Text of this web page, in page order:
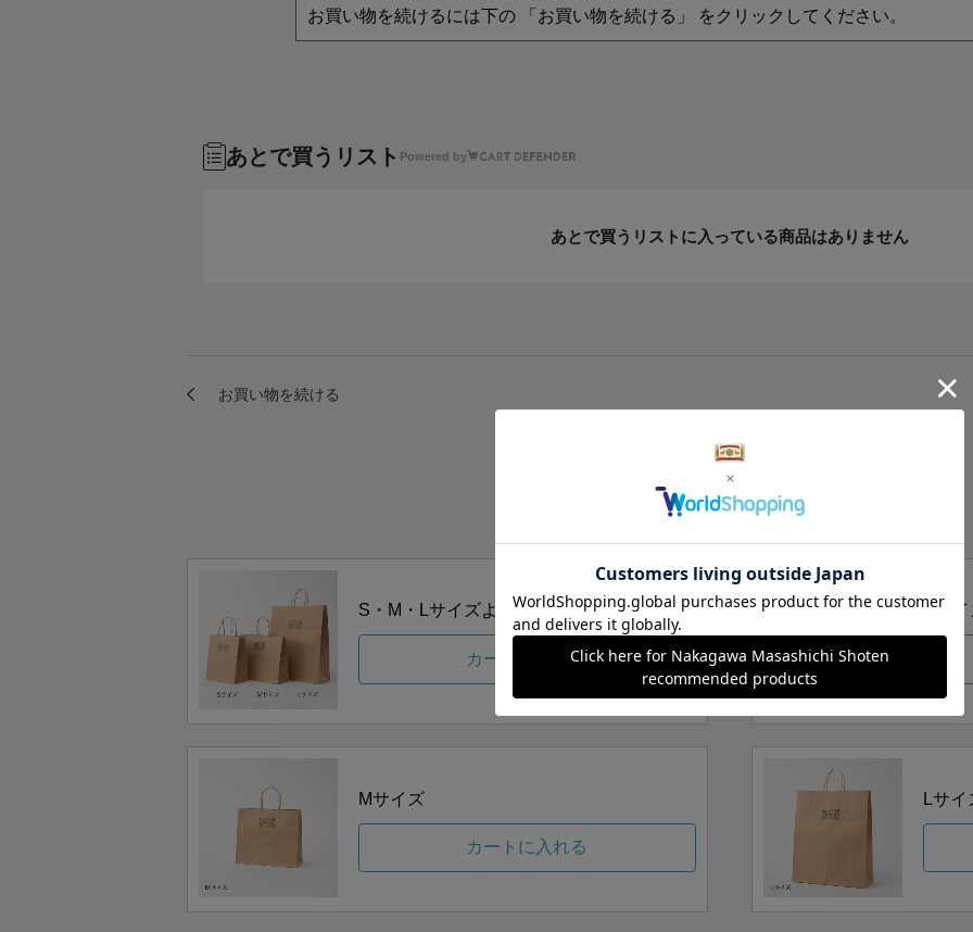
お買い物を続けるには下の 「お買い物を続ける」 をクリックしてください。
あとで買うリスト Powered by
あとで買うリストに入っている商品はありません
手提げ袋（有料）はこちら
S・M・Lサイズより当店にお任せ
カートに入れる
Sサイ
Mサイズ
カートに入れる
Lサイ